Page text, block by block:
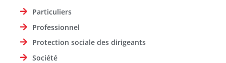
Particuliers
Professionnel
Protection sociale des dirigeants
Société